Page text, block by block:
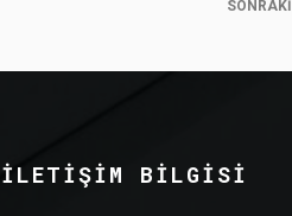
SONRAKI
İLETIŞIM BILGISI